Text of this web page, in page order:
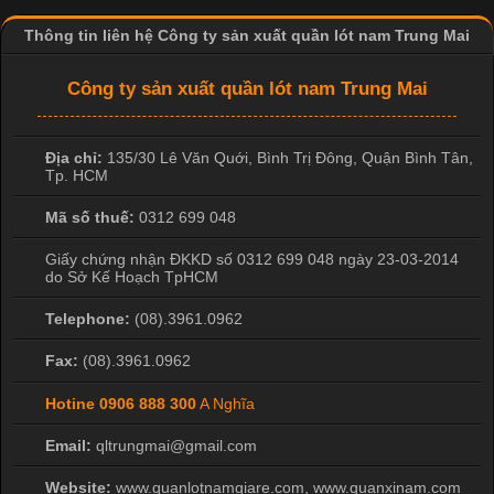
Thông tin liên hệ Công ty sản xuất quần lót nam Trung Mai
Công ty sản xuất quần lót nam Trung Mai
Địa chỉ: 135/30 Lê Văn Quới, Bình Trị Đông Quận Bình Tân
Tp. HCM
Mã số thuế: 0312 699 048
Giấy chứng nhận ĐKKD số 0312 699 048 ngày 23-03-2014
do Sở Kế Hoạch TpHCM
Telephone: (08).3961.0962
Fax: (08).3961.0962
Hotine 0906 888 300A Nghĩa
Email: qltrungmai@gmail.com
Website: www.quanlotnamgiare.com, www.quanxinam.com